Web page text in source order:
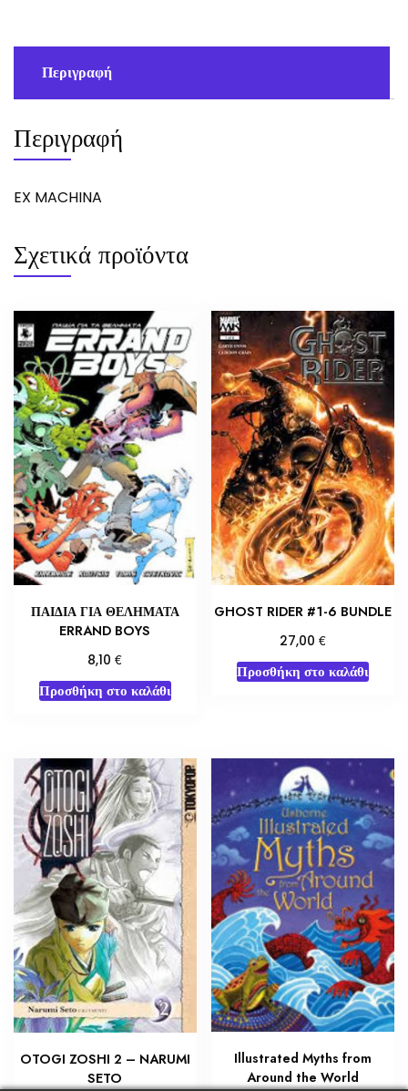
Περιγραφή
Περιγραφή
EX MACHINA
Σχετικά προϊόντα
ΠΑΙΔΙΑ ΓΙΑ ΘΕΛΗΜΑΤΑ
ERRAND BOYS
8,10€
Προσθήκη στο καλάθι
GHOST RIDER #1-6 BUNDLE
27,00€
Προσθήκη στο καλάθι
OTOGI ZOSHI 2 – NARUMI
SETO
Illustrated Myths from
Around the World